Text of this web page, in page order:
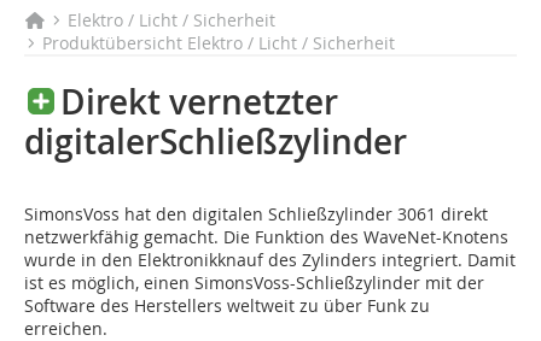
Elektro / Licht / Sicherheit
Produktübersicht Elektro / Licht / Sicherheit
Direkt vernetzter
digitalerSchließzylinder
SimonsVoss hat den digitalen Schließzylinder 3061 direkt
netzwerkfähig gemacht. Die Funktion des WaveNet-Knotens
wurde in den Elektronikknauf des Zylinders integriert. Damit
ist es möglich, einen SimonsVoss-Schließzylinder mit der
Software des Herstellers weltweit zu über Funk zu
erreichen.